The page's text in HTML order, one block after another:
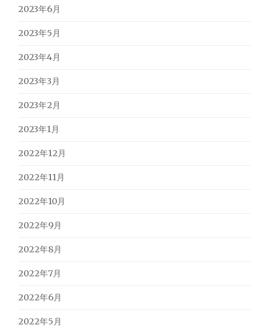
2023年6月
2023年5月
2023年4月
2023年3月
2023年2月
2023年1月
2022年12月
2022年11月
2022年10月
2022年9月
2022年8月
2022年7月
2022年6月
2022年5月